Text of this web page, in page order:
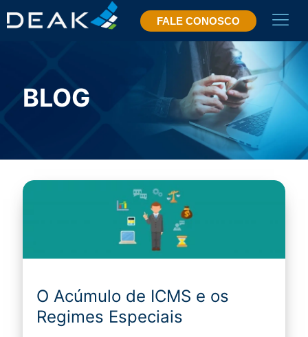
FALE CONOSCO
BLOG
O Acúmulo de ICMS e os
Regimes Especiais